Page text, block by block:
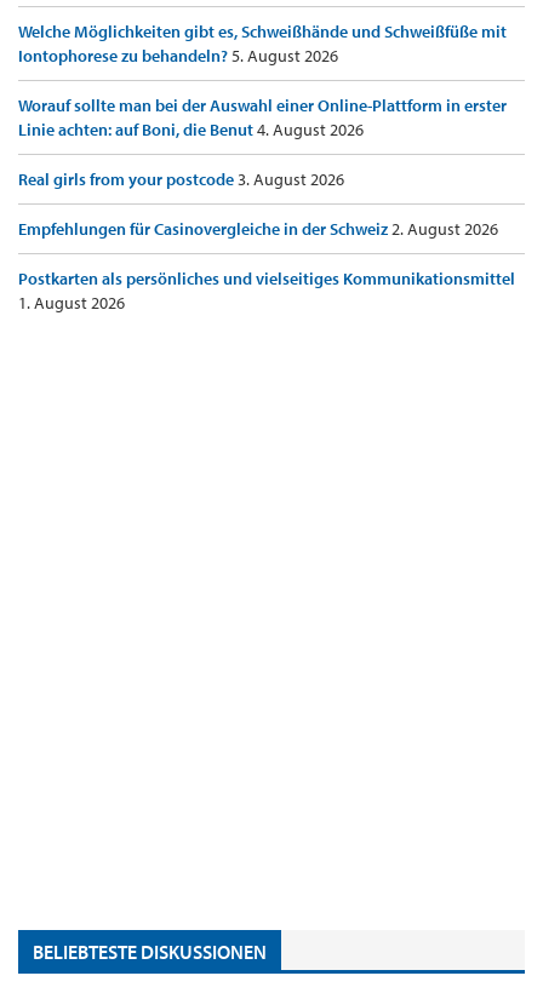
Welche Möglichkeiten gibt es, Schweißhände und Schweißfüße mit
Iontophorese zu behandeln?5. August 2026
Worauf sollte man bei der Auswahl einer Online-Plattform in erster
Linie achten: auf Boni, die Benut4. August 2026
Real girls from your postcode3. August 2026
Empfehlungen für Casinovergleiche in der Schweiz2. August 2026
Postkarten als persönliches und vielseitiges Kommunikationsmittel
1. August 2026
BELIEBTESTE DISKUSSIONEN